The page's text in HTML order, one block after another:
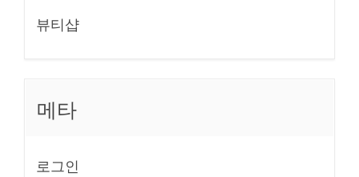
뷰티샵
메타
로그인